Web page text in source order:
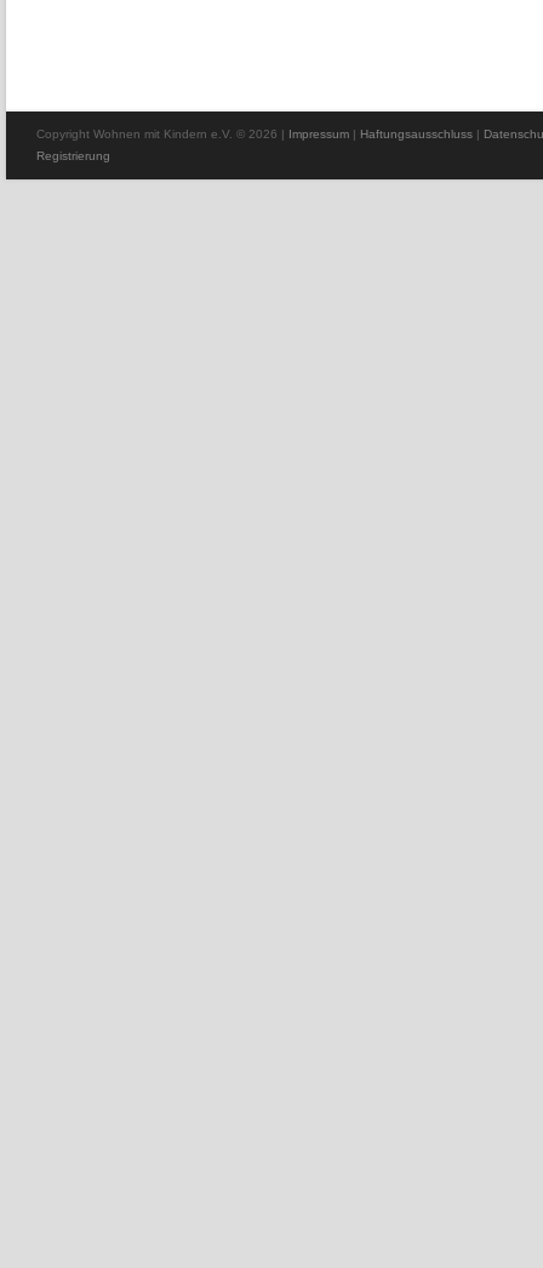
Copyright Wohnen mit Kindern e.V. © 2026 | Impressum | Haftungsausschluss |
Registrierung